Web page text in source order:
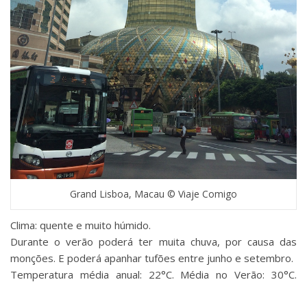
Grand Lisboa, Macau © Viaje Comigo
Clima: quente e muito húmido.
Durante o verão poderá ter muita chuva, por causa das
monções. E poderá apanhar tufões entre junho e setembro.
Temperatura média anual: 22°C. Média no Verão: 30°C.